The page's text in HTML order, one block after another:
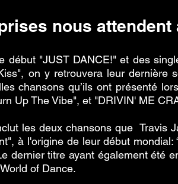
nous attendent
début "JUST DANCE!" et des
on y retrouvera leur dernière
chansons qu’ils ont présenté
Up The Vibe", et "DRIVIN' ME
les deux chansons que  Travis
à l'origine de leur début
dernier titre ayant également été
of Dance.